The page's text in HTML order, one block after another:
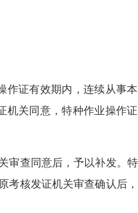
作证有效期内，连续从事
机关同意，特种作业操作
审查同意后，予以补发。
考核发证机关审查确认后